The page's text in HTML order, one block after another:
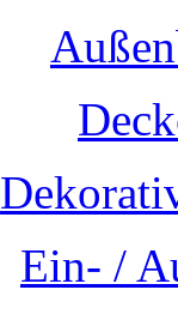
Ein- /